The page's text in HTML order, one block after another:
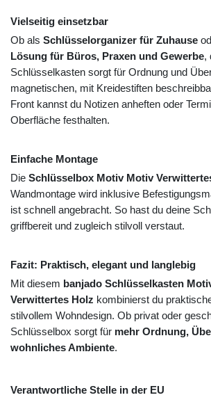
Vielseitig einsetzbar
Ob als Schlüsselorganizer für Zuhause
Lösung für Büros, Praxen und Gewerbe,
Schlüsselkasten sorgt für Ordnung und
magnetischen, mit Kreidestiften
Front kannst du Notizen anheften oder
Oberfläche festhalten.
Einfache Montage
Die Schlüsselbox Motiv Motiv
Wandmontage wird inklusive
ist schnell angebracht. So hast du deine
griffbereit und zugleich stilvoll verstaut.
Fazit: Praktisch, elegant und langlebig
Mit diesem banjado Schlüsselkasten
Verwittertes Holz kombinierst du
stilvollem Wohndesign. Ob privat oder
Schlüsselbox sorgt für mehr Ordnung,
wohnliches Ambiente.
Verantwortliche Stelle in der EU